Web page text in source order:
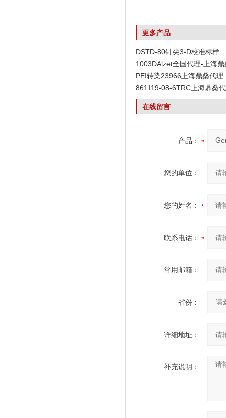
更多产品
DSTD-80针尖3-D校准标样
1003DAlzet全国代理-上海鼎
PEI转染23966上海鼎桑代理
861119-08-6TRC上海鼎桑
在线留言
产品：
您的单位：
您的姓名：
联系电话：
常用邮箱：
省份：
详细地址：
补充说明：